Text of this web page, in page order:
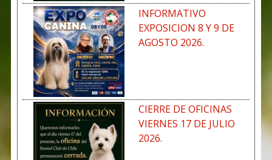
INFORMATIVO
EXPOSICION 8 Y 9 DE
AGOSTO 2026.
CIERRE DE OFICINAS
VIERNES 17 DE JULIO
2026.